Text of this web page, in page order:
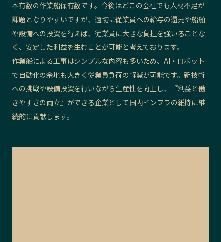
本有数の作業船保有数です。今後はどこの会社でも人材不足が
課題となりやすいですが、適切に従業員への給与の還元や船舶
や設備への投資を行えば、従業員に大きな負担を強いることな
く、安定した利益を生むことが可能と考えております。
作業船による工事はシンプルな内容も多いため、AI・ロボット
で自動化の余地も大きく従業員負荷の軽減が可能です。新技術
への挑戦や設備投資を行いながら生産性を向上し、『利益と働
きやすさの両立』ができる企業として国内インフラの維持に継
続的に貢献します。